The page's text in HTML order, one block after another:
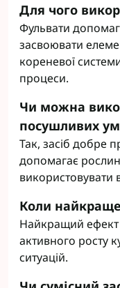
Для чого
Фульвати
засвоювати
кореневої
процеси.
Чи можна
посушливих
Так, засіб добре
допомагає
використовувати
Коли
Найкращий ефект
активного росту
ситуацій.